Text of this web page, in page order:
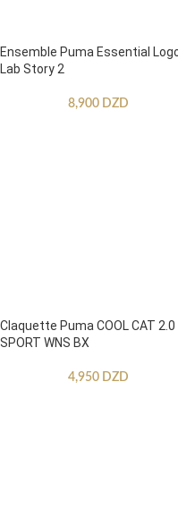
Ensemble Puma Essential
Lab Story 2
8,900 DZD
Claquette Puma COOL CAT 2.0
SPORT WNS BX
4,950 DZD